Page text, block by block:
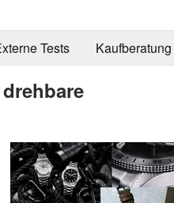
Tests Kaufberatung